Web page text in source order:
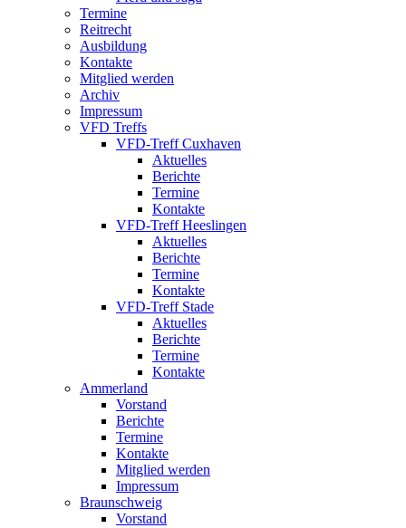
Termine
Reitrecht
Ausbildung
Kontakte
Mitglied werden
Archiv
Impressum
VFD Treffs
VFD-Treff Cuxhaven
Aktuelles
Berichte
Termine
Kontakte
VFD-Treff Heeslingen
Aktuelles
Berichte
Termine
Kontakte
VFD-Treff Stade
Aktuelles
Berichte
Termine
Kontakte
Ammerland
Vorstand
Berichte
Termine
Kontakte
Mitglied werden
Impressum
Braunschweig
Vorstand